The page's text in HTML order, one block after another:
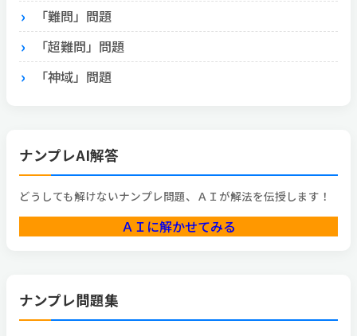
「難問」問題
「超難問」問題
「神域」問題
ナンプレAI解答
どうしても解けないナンプレ問題、ＡＩが解法を伝授します！
ＡＩに解かせてみる
ナンプレ問題集